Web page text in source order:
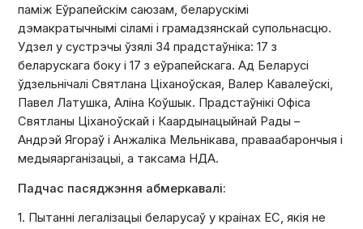
паміж Еўрапейскім саюзам, беларускімі
дэмакратычнымі сіламі і грамадзянскай супольнасцю.
Удзел у сустрэчы ўзялі 34 прадстаўніка: 17 з
беларускага боку і 17 з еўрапейскага. Ад Беларусі
ўдзельнічалі Святлана Ціханоўская, Валер Кавалеўскі,
Павел Латушка, Аліна Коўшык. Прадстаўнікі Офіса
Святланы Ціханоўскай і Каардынацыйнай Рады –
Андрэй Ягораў і Анжаліка Мельнікава, праваабарончыя і
медыяарганізацыі, а таксама НДА.
Падчас пасяджэння абмеркавалі:
1. Пытанні легалізацыі беларусаў у краінах ЕС, якія не